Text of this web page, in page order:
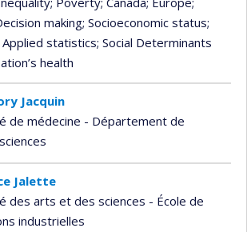
making; Socioeconomic status;
Applied statistics; Social Determinants
health
Jacquin
de médecine - Département de
Jalette
des arts et des sciences - École de
industrielles